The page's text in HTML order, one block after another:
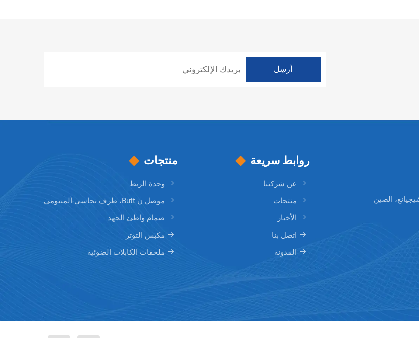
روابط سريعة
عن شركتنا
منتجات
الأخبار
اتصل بنا
المدونة
منتجات
وحدة الربط
موصل ن Butt، طرف نحاسي-ألمنيومي
صمام واطئ الجهد
مكبس التوتر
ملحقات الكابلات الضوئية